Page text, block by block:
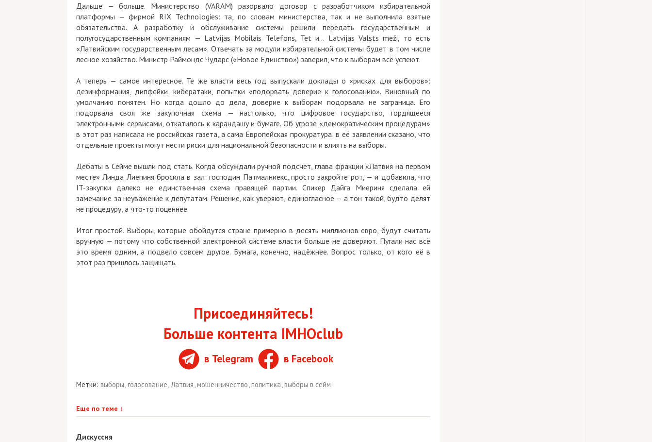
Дальше — больше. Министерство (VARAM) разорвало договор с разработчиком избирательной
платформы — фирмой RIX Technologies: та, по словам министерства, так и не выполнила взятые
обязательства. А разработку и обслуживание системы решили передать государственным и
полугосударственным компаниям — Latvijas Mobilais Telefons, Tet и… Latvijas Valsts meži, то есть
«Латвийским государственным лесам». Отвечать за модули избирательной системы будет в том числе
лесное хозяйство. Министр Раймондс Чударс («Новое Единство») заверил, что к выборам всё успеют.
А теперь — самое интересное. Те же власти весь год выпускали доклады о «рисках для выборов»:
дезинформация, дипфейки, кибератаки, попытки «подорвать доверие к голосованию». Виновный по
умолчанию понятен. Но когда дошло до дела, доверие к выборам подорвала не заграница. Его
подорвала своя же закупочная схема — настолько, что цифровое государство, гордящееся
электронными сервисами, откатилось к карандашу и бумаге. Об угрозе «демократическим процедурам»
в этот раз написала не российская газета, а сама Европейская прокуратура: в её заявлении сказано, что
отдельные проекты могут нести риски для национальной безопасности и влиять на выборы.
Дебаты в Сейме вышли под стать. Когда обсуждали ручной подсчёт, глава фракции «Латвия на первом
месте» Линда Лиепиня бросила в зал: господин Патмалниекс, просто закройте рот, — и добавила, что
IT-закупки далеко не единственная схема правящей партии. Спикер Дайга Миериня сделала ей
замечание за неуважение к депутатам. Решение, как уверяют, единогласное — а тон такой, будто делят
не процедуру, а что-то поценнее.
Итог простой. Выборы, которые обойдутся стране примерно в десять миллионов евро, будут считать
вручную — потому что собственной электронной системе власти больше не доверяют. Пугали нас всё
это время одним, а подвело совсем другое. Бумага, конечно, надёжнее. Вопрос только, от кого её в
этот раз пришлось защищать.
Присоединяйтесь!
Больше контента IMHOclub
в Telegram в Facebook
Метки: выборы,голосование,Латвия,мошенничество,политика,выборы в сейм
Еще по теме ↓
Дискуссия